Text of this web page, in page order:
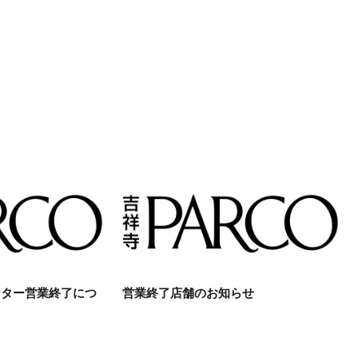
ー営業終了につ 営業終了店舗のお知らせ